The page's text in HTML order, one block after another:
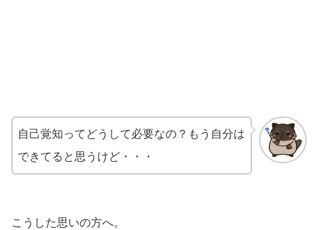
自己覚知ってどうして必要なの？もう自分は
できてると思うけど・・・
こうした思いの方へ。